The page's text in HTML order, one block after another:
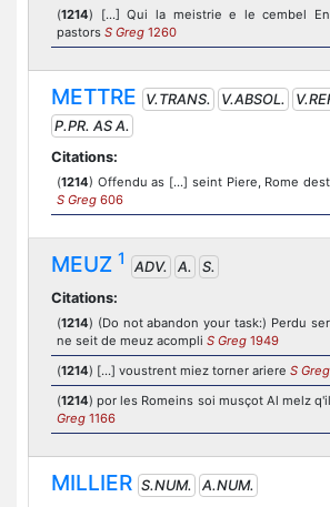
(1214) [...] Qui la meistrie e le cembel
pastors S Greg 1260
METTRE V.TRANS. V.ABSOL.
P.PR. AS A.
Citations:
(1214) Offendu as [...] seint Piere, Rome
S Greg 606
MEUZ 1 ADV. A.
S.
Citations:
(1214) (Do not abandon your task:) Perdu
ne seit de meuz acompli S Greg 1949
(1214) [...] voustrent miez torner ariere S Greg
(1214) por les Romeins soi musçot Al melz
Greg 1166
MILLIER S.NUM.
A.NUM.